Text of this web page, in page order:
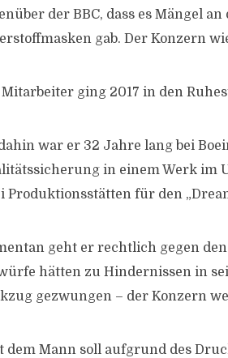
der BBC, dass es Mängel
gab. Der Konzern
ging 2017 in den
war er 32 Jahre lang bei
in einem Werk im
Produktionsstätten für den
geht er rechtlich gegen
hätten zu Hindernissen in
gezwungen – der Konzern
dem Mann soll aufgrund des